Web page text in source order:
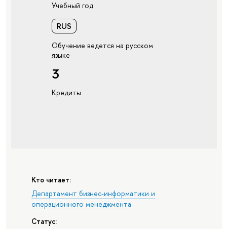
Учебный год
RUS
Обучение ведется на русском
языке
3
Кредиты
Кто читает:
Департамент бизнес-информатики и
операционного менеджмента
Статус: